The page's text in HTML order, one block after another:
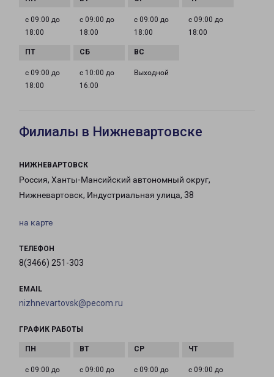
с 09:00 до
18:00
с 09:00 до
18:00
с 09:00 до
18:00
с 09:00 до
18:00
с 09:00 до
18:00
с 10:00 до
16:00
Выходной
Филиалы в Нижневартовске
НИЖНЕВАРТОВСК
Россия, Ханты-Мансийский автономный округ,
Нижневартовск, Индустриальная улица, 38
на карте
ТЕЛЕФОН
8(3466) 251-303
EMAIL
nizhnevartovsk@pecom.ru
ГРАФИК РАБОТЫ
с 09:00 до с 09:00 до с 09:00 до с 09:00 до